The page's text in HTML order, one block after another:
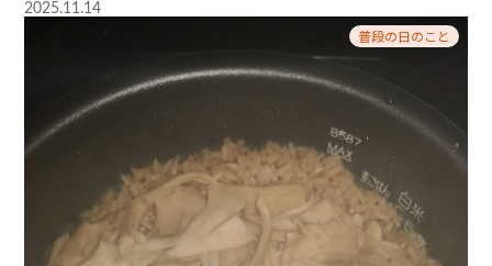
2025.11.14
普段の日のこと